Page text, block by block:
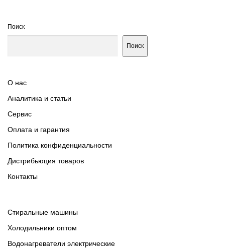
Поиск
Поиск
О нас
Аналитика и статьи
Сервис
Оплата и гарантия
Политика конфиденциальности
Дистрибьюция товаров
Контакты
Cтиральные машины
Холодильники оптом
Водонагреватели электрические